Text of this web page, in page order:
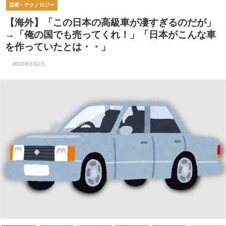
芸術・テクノロジー
【海外】「この日本の高級車が凄すぎるのだが」
→「俺の国でも売ってくれ！」「日本がこんな車
を作っていたとは・・」
2022年2月2日